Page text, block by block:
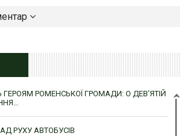
РОМЕНСЬКОЇ ГРОМАДИ: О ДЕВ’ЯТІЙ
РУХУ АВТОБУСІВ